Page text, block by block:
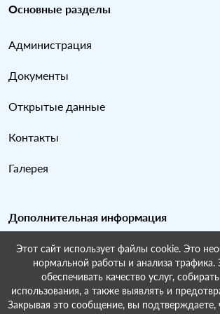
Основные разделы
Администрация
Документы
Открытые данные
Контакты
Галерея
Дополнительная информация
Карта сайта
Поиск по сайту
Этот сайт использует файлы cookie. Это
нормальной работы и анализа трафика.
обеспечивать качество услуг,
использования, а также выявлять и
Закрывая это сообщение, вы подтверждаете,